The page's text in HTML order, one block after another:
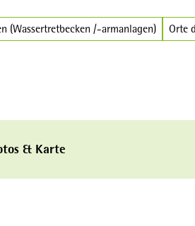
(Wassertretbecken /-armanlagen) Orte
& Karte